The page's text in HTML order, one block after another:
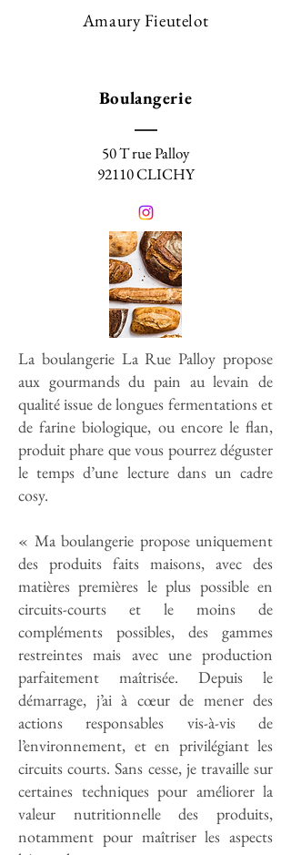
Amaury Fieutelot
Boulangerie
50 T rue Palloy
92110 CLICHY
La boulangerie La Rue Palloy propose
aux gourmands du pain au levain de
qualité issue de longues fermentations et
de farine biologique, ou encore le flan,
produit phare que vous pourrez déguster
le temps d’une lecture dans un cadre
cosy.
« Ma boulangerie propose uniquement
des produits faits maisons, avec des
matières premières le plus possible en
circuits-courts et le moins de
compléments possibles, des gammes
restreintes mais avec une production
parfaitement maîtrisée. Depuis le
démarrage, j’ai à cœur de mener des
actions responsables vis-à-vis de
l’environnement, et en privilégiant les
circuits courts. Sans cesse, je travaille sur
certaines techniques pour améliorer la
valeur nutritionnelle des produits,
notamment pour maîtriser les aspects